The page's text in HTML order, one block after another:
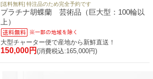
[送料無料] 特注品のため完全予約です
プラチナ胡蝶蘭 芸術品（巨大型：100輪以
上）
大型チャーター便で産地から新鮮直送！
150,000円 (消費税込:165,000円)